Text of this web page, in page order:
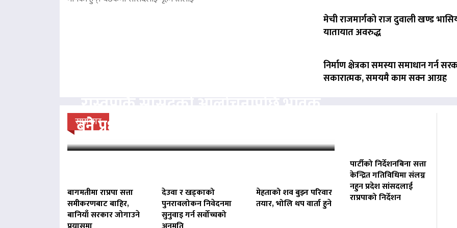
मेची राजमार्गको राज दुवाली खण्ड
यातायात अवरुद्ध
निर्माण क्षेत्रका समस्या समाधान गर्न
सकारात्मक, समयमै काम सक्न आग्रह
समाचार
बने प्रधानमन्त्री बालेन : ‘कहिलेकाहीँ एक्लै…
बागमतीमा राप्रपा सत्ता
समीकरणबाट बाहिर,
बानियाँ सरकार जोगाउने
देउवा र खड्काको
पुनरावलोकन निवेदनमा
सुनुवाइ गर्न सर्वोच्चको
मेहताको शव बुझ्न परिवार
तयार, भोलि थप वार्ता हुने
पार्टीको निर्देशनबिना सत्ता
केन्द्रित गतिविधिमा संलग्न
नहुन प्रदेश सांसदलाई
राप्रपाको निर्देशन